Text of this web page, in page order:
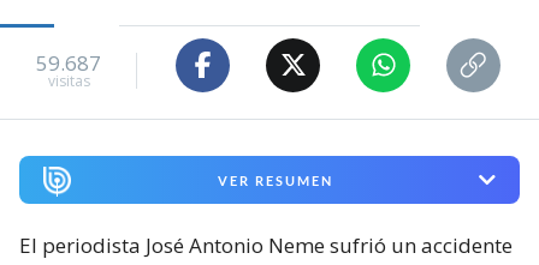
59.687
visitas
VER RESUMEN
El periodista José Antonio Neme sufrió un accidente